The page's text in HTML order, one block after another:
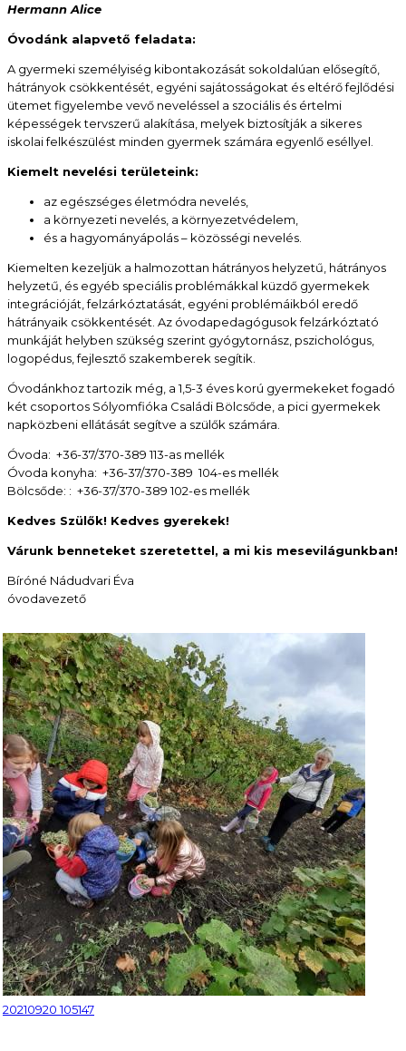
Hermann Alice
Óvodánk alapvető feladata:
A gyermeki személyiség kibontakozását sokoldalúan elősegítő,
hátrányok csökkentését, egyéni sajátosságokat és eltérő fejlődési
ütemet figyelembe vevő neveléssel a szociális és értelmi
képességek tervszerű alakítása, melyek biztosítják a sikeres
iskolai felkészülést minden gyermek számára egyenlő eséllyel.
Kiemelt nevelési területeink:
az egészséges életmódra nevelés,
a környezeti nevelés, a környezetvédelem,
és a hagyományápolás – közösségi nevelés.
Kiemelten kezeljük a halmozottan hátrányos helyzetű, hátrányos
helyzetű, és egyéb speciális problémákkal küzdő gyermekek
integrációját, felzárkóztatását, egyéni problémáikból eredő
hátrányaik csökkentését. Az óvodapedagógusok felzárkóztató
munkáját helyben szükség szerint gyógytornász, pszichológus,
logopédus, fejlesztő szakemberek segítik.
Óvodánkhoz tartozik még, a 1,5-3 éves korú gyermekeket fogadó
két csoportos Sólyomfióka Családi Bölcsőde, a pici gyermekek
napközbeni ellátását segítve a szülők számára.
Óvoda: +36-37/370-389 113-as mellék
Óvoda konyha: +36-37/370-389 104-es mellék
Bölcsőde: : +36-37/370-389 102-es mellék
Kedves Szülők! Kedves gyerekek!
Várunk benneteket szeretettel, a mi kis mesevilágunkban!
Bíróné Nádudvari Éva
óvodavezető
20210920 105147